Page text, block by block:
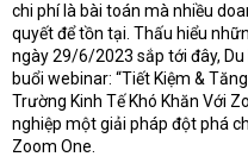
chi phí là bài toán mà nhiều
quyết để tồn tại. Thấu hiểu
ngày 29/6/2023 sắp tới đây,
buổi webinar: “Tiết Kiệm &
Trường Kinh Tế Khó Khăn Với
nghiệp một giải pháp đột phá
Zoom One.